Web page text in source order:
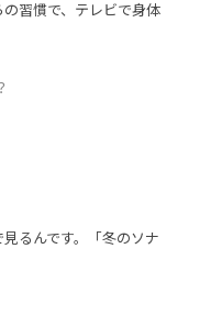
習慣で、テレビで身体
るんです。「冬のソナ